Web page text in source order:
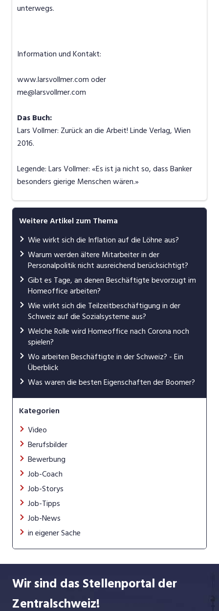
unterwegs.
Information und Kontakt:
www.larsvollmer.com oder
me@larsvollmer.com
Das Buch:
Lars Vollmer: Zurück an die Arbeit! Linde Verlag, Wien
2016.
Legende: Lars Vollmer: «Es ist ja nicht so, dass Banker
besonders gierige Menschen wären.»
Weitere Artikel zum Thema
Wie wirkt sich die Inflation auf die Löhne aus?
Warum werden ältere Mitarbeiter in der
Personalpolitik nicht ausreichend berücksichtigt?
Gibt es Tage, an denen Beschäftigte bevorzugt im
Homeoffice arbeiten?
Wie wirkt sich die Teilzeitbeschäftigung in der
Schweiz auf die Sozialsysteme aus?
Welche Rolle wird Homeoffice nach Corona noch
spielen?
Wo arbeiten Beschäftigte in der Schweiz? - Ein
Überblick
Was waren die besten Eigenschaften der Boomer?
Kategorien
Video
Berufsbilder
Bewerbung
Job-Coach
Job-Storys
Job-Tipps
Job-News
in eigener Sache
Wir sind das Stellenportal der
Zentralschweiz!